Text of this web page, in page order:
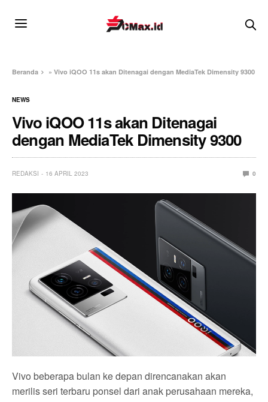
Beranda »Vivo iQOO 11s akan Ditenagai dengan MediaTek Dimensity 9300
NEWS
Vivo iQOO 11s akan Ditenagai
dengan MediaTek Dimensity 9300
REDAKSI 16 APRIL 2023 0
Vivo beberapa bulan ke depan direncanakan akan
merilis seri terbaru ponsel dari anak perusahaan mereka,